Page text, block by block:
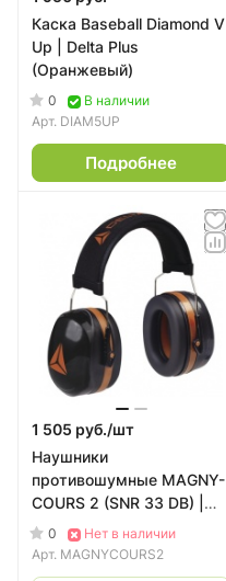
Каска Baseball Diamond V
Up | Delta Plus
(Оранжевый)
0
В наличии
Арт. DIAM5UP
Подробнее
1 505 руб./шт
Наушники
противошумные MAGNY-
COURS 2 (SNR 33 DB) |
Delta Plus
0
Нет в наличии
Арт. MAGNYCOURS2